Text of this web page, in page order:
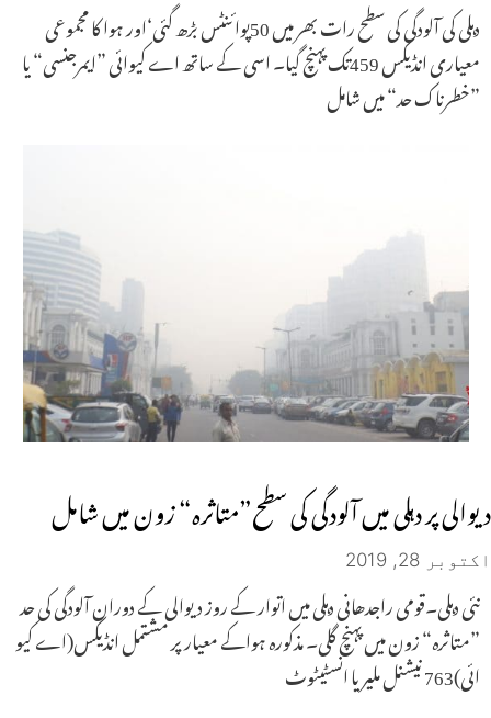
دہلی کی آلودگی کی سطح رات بھر میں 50پوائنٹس بڑھ گئی‘اور ہوا کا مجموعی
معیاری انڈیکس 459تک پہنچ گیا۔ اسی کے ساتھ اے کیوائی ”ایمرجنسی“ یا
”خطرناک حد“ میں شامل
دیوالی پر دہلی میں آلودگی کی سطح”متاثرہ“ زون میں شامل
اکتوبر 28, 2019
نئی دہلی۔قومی راجدھانی دہلی میں اتوار کے روز دیوالی کے دوران آلودگی کی حد
”متاثرہ“ زون میں پہنچ گلی۔ مذکورہ ہواکے معیار پر مشتمل انڈیکس(اے کیو
ائی)763 نیشنل ملیریا انسٹیٹوٹ